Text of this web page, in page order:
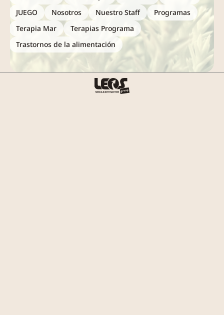
JUEGO
Nosotros Nuestro Staff
Programas
Terapia Mar
Terapias Programa
Trastornos de la alimentación